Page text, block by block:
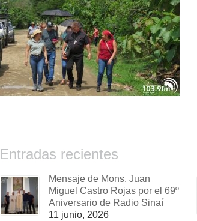
Entradas recientes
Mensaje de Mons. Juan
Miguel Castro Rojas por el 69º
Aniversario de Radio Sinaí
11 junio, 2026